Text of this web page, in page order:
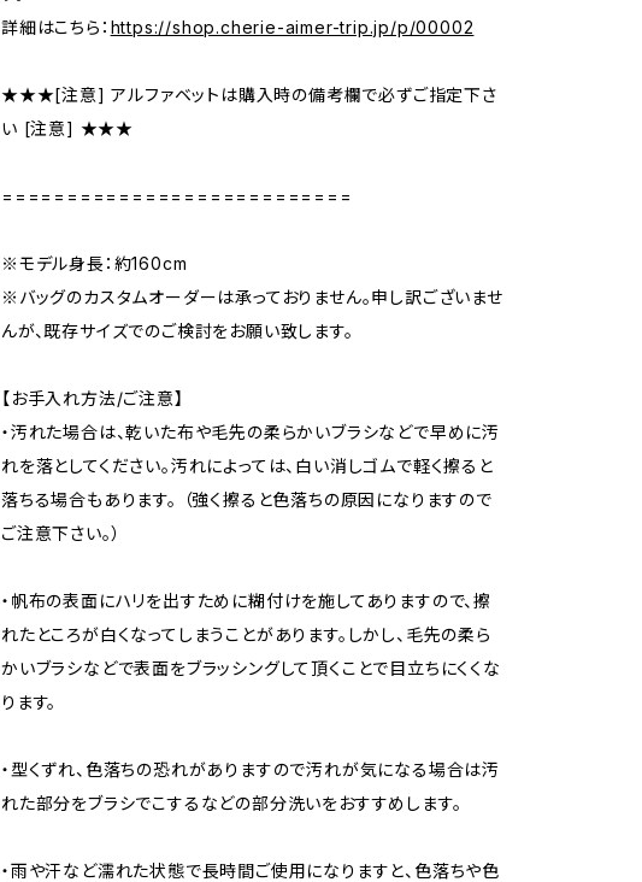
詳細はこちら： https://shop.cherie-aimer-trip.jp/p/00002
★★★[注意] アルファベットは購入時の備考欄で必ずご指定下さ
い [注意] ★★★
===========================
※モデル身長：約160cm
※バッグのカスタムオーダーは承っておりません。申し訳ございませ
んが、既存サイズでのご検討をお願い致します。
【お手入れ方法/ご注意】
・汚れた場合は、乾いた布や毛先の柔らかいブラシなどで早めに汚
れを落としてください。汚れによっては、白い消しゴムで軽く擦ると
落ちる場合もあります。 （強く擦ると色落ちの原因になりますので
ご注意下さい。）
・帆布の表面にハリを出すために糊付けを施してありますので、擦
れたところが白くなってしまうことがあります。しかし、毛先の柔ら
かいブラシなどで表面をブラッシングして頂くことで目立ちにくくな
ります。
・型くずれ、色落ちの恐れがありますので汚れが気になる場合は汚
れた部分をブラシでこするなどの部分洗いをおすすめします。
・雨や汗など濡れた状態で長時間ご使用になりますと、色落ちや色